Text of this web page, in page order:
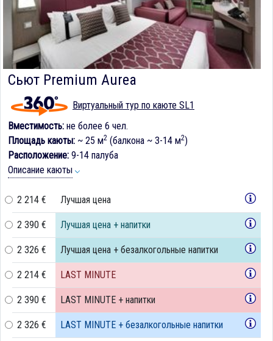
Сьют Premium Aurea
Виртуальный тур по каюте SL1
Вместимость: не более 6 чел.
Площадь каюты: ~ 25 м2 (балкона ~ 3-14 м2)
Расположение: 9-14 палуба
Описание каюты
2 214 € Лучшая цена
2 390 € Лучшая цена + напитки
2 326 € Лучшая цена + безалкогольные напитки
2 214 € LAST MINUTE
2 390 € LAST MINUTE + напитки
2 326 € LAST MINUTE + безалкогольные напитки